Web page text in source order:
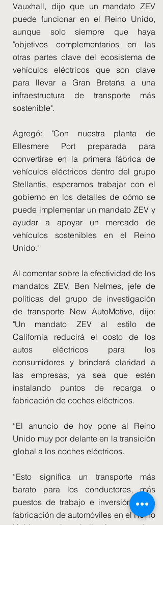
Vauxhall, dijo que un mandato ZEV
puede funcionar en el Reino Unido,
aunque solo siempre que haya
"objetivos complementarios en las
otras partes clave del ecosistema de
vehículos eléctricos que son clave
para llevar a Gran Bretaña a una
infraestructura de transporte más
sostenible".
Agregó: "Con nuestra planta de
Ellesmere Port preparada para
convertirse en la primera fábrica de
vehículos eléctricos dentro del grupo
Stellantis, esperamos trabajar con el
gobierno en los detalles de cómo se
puede implementar un mandato ZEV y
ayudar a apoyar un mercado de
vehículos sostenibles en el Reino
Unido.'
Al comentar sobre la efectividad de los
mandatos ZEV, Ben Nelmes, jefe de
políticas del grupo de investigación
de transporte New AutoMotive, dijo:
"Un mandato ZEV al estilo de
California reducirá el costo de los
autos eléctricos para los
consumidores y brindará claridad a
las empresas, ya sea que estén
instalando puntos de recarga o
fabricación de coches eléctricos.
“El anuncio de hoy pone al Reino
Unido muy por delante en la transición
global a los coches eléctricos.
“Esto significa un transporte más
barato para los conductores, más
puestos de trabajo e inversión en la
fabricación de automóviles en el Reino
Unido y un aire más limpio para todos.